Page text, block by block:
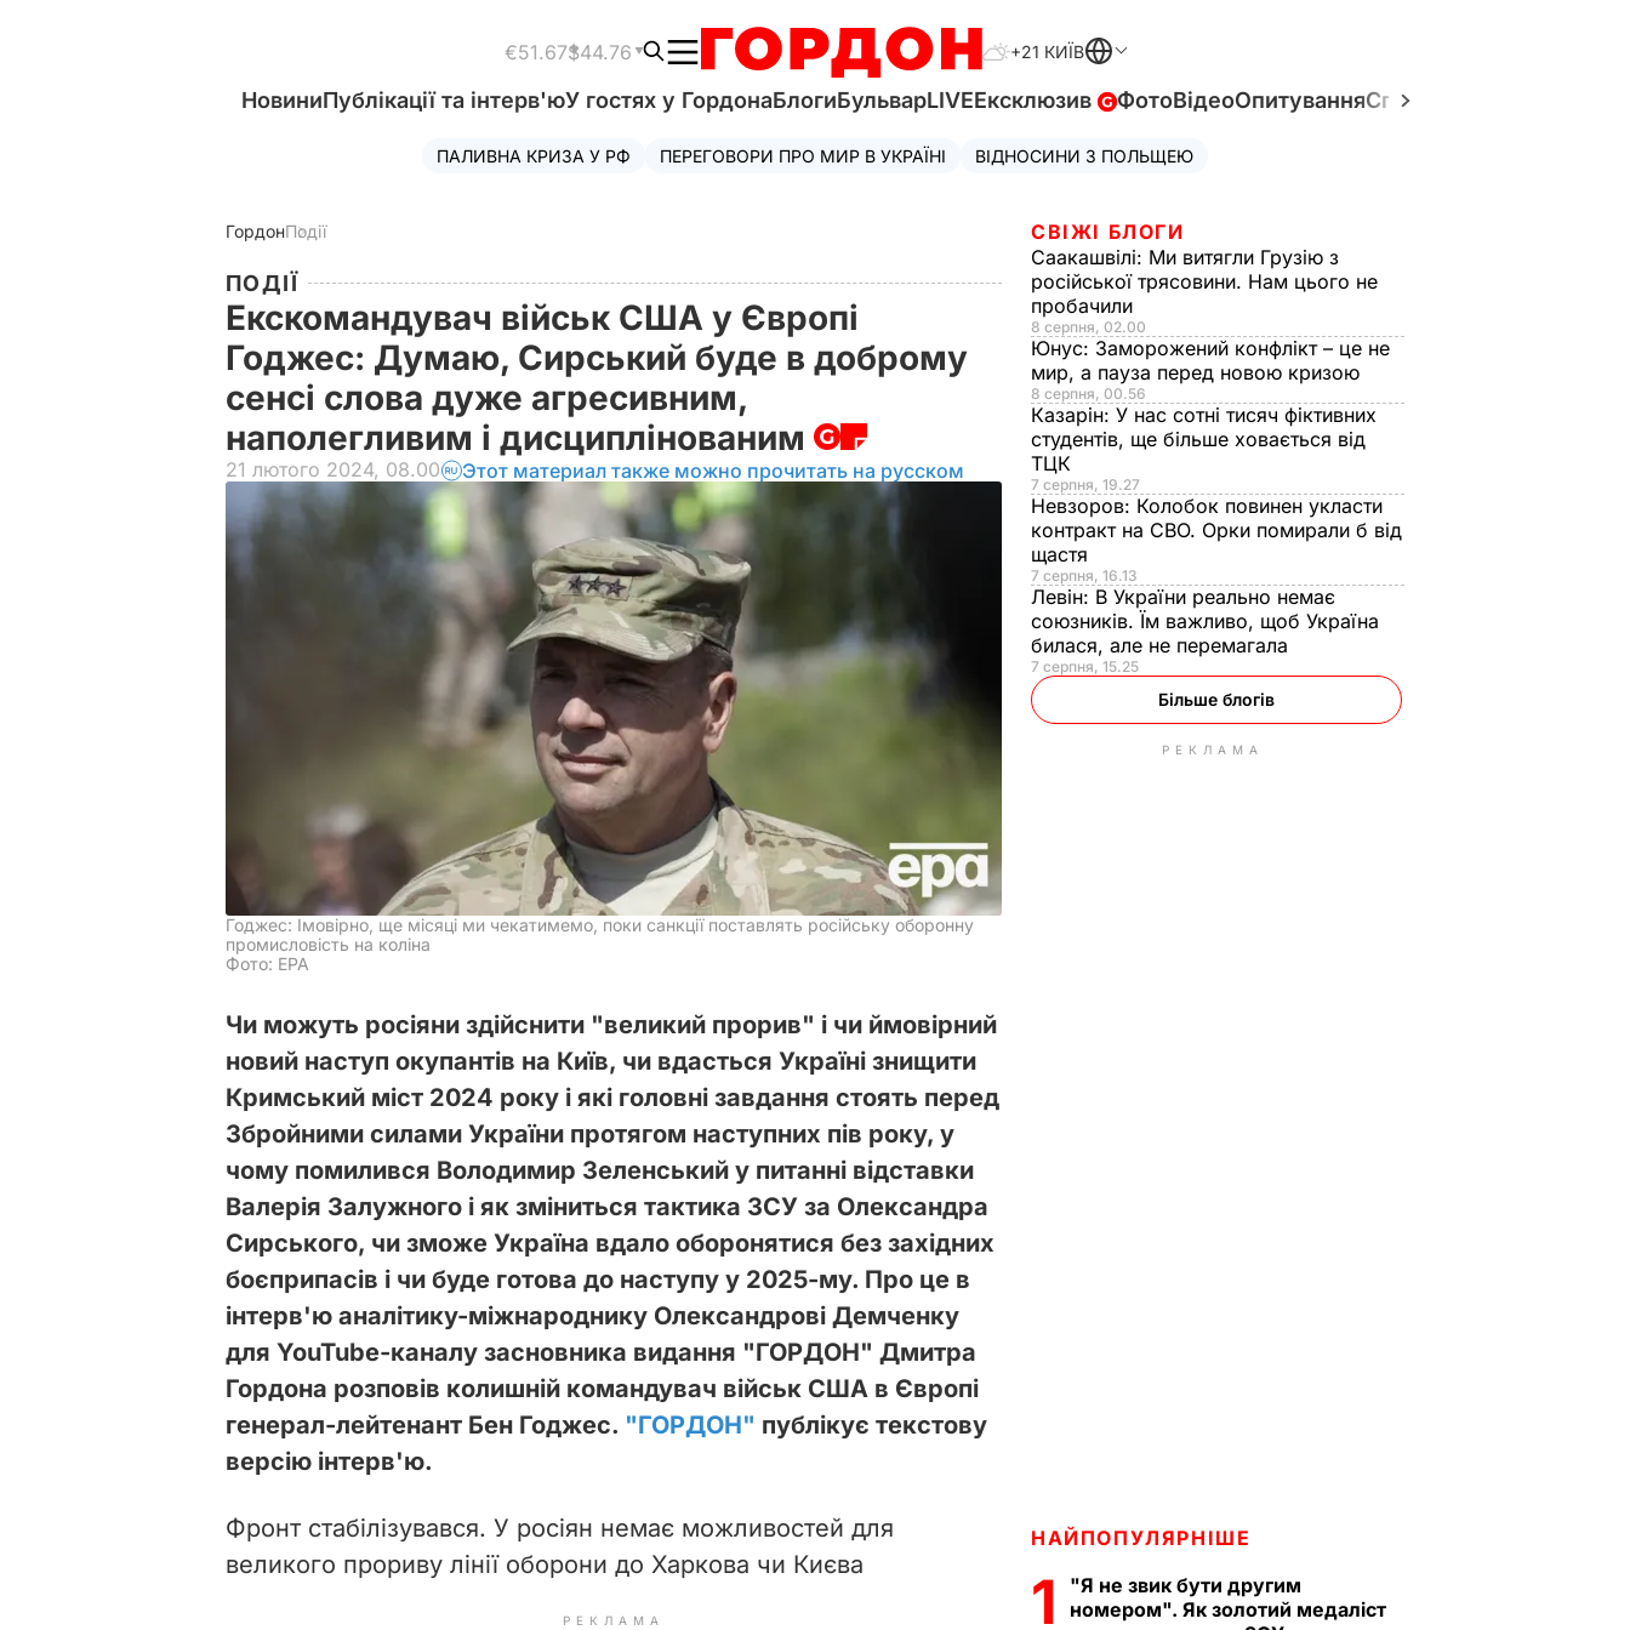
€51.67$44.76 +21 КИЇВ
НовиниПублікації та інтерв'юУ гостях у ГордонаБлогиБульварLIVEЕксклюзив ФотоВідеоОпитуванняСпецпроєкти
ПАЛИВНА КРИЗА У РФ ПЕРЕГОВОРИ ПРО МИР В УКРАЇНІ ВІДНОСИНИ З ПОЛЬЩЕЮ
ГордонПодії
ПОДІЇ
Екскомандувач військ США у Європі
Годжес: Думаю, Сирський буде в доброму
сенсі слова дуже агресивним,
наполегливим і дисциплінованим
21 лютого 2024, 08.00 Этот материал также можно прочитать на русском
Годжес: Імовірно, ще місяці ми чекатимемо, поки санкції поставлять російську оборонну
промисловість на коліна
Фото: EPA
Чи можуть росіяни здійснити "великий прорив" і чи ймовірний
новий наступ окупантів на Київ, чи вдасться Україні знищити
Кримський міст 2024 року і які головні завдання стоять перед
Збройними силами України протягом наступних пів року, у
чому помилився Володимир Зеленський у питанні відставки
Валерія Залужного і як зміниться тактика ЗСУ за Олександра
Сирського, чи зможе Україна вдало оборонятися без західних
боєприпасів і чи буде готова до наступу у 2025-му. Про це в
інтерв'ю аналітику-міжнароднику Олександрові Демченку
для YouTube-каналу засновника видання "ГОРДОН" Дмитра
Гордона розповів колишній командувач військ США в Європі
генерал-лейтенант Бен Годжес. "ГОРДОН" публікує текстову
версію інтерв'ю.
Фронт стабілізувався. У росіян немає можливостей для
великого прориву лінії оборони до Харкова чи Києва
РЕКЛАМА
СВІЖІ БЛОГИ
Саакашвілі: Ми витягли Грузію з
російської трясовини. Нам цього не
пробачили
8 серпня, 02.00
Юнус: Заморожений конфлікт – це не
мир, а пауза перед новою кризою
8 серпня, 00.56
Казарін: У нас сотні тисяч фіктивних
студентів, ще більше ховається від
ТЦК
7 серпня, 19.27
Невзоров: Колобок повинен укласти
контракт на СВО. Орки помирали б від
щастя
7 серпня, 16.13
Левін: В України реально немає
союзників. Їм важливо, щоб Україна
билася, але не перемагала
7 серпня, 15.25
Більше блогів
РЕКЛАМА
НАЙПОПУЛЯРНІШЕ
1
"Я не звик бути другим
номером". Як золотий медаліст